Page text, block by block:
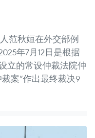
范秋姮在外交部例
年7月12日是根据
立的常设仲裁法院仲
案”作出最终裁决9